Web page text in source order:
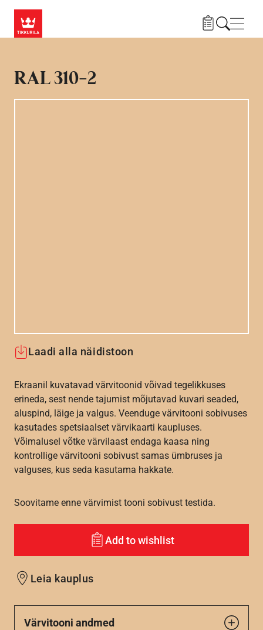
RAL 310-2
Laadi alla näidistoon
Ekraanil kuvatavad värvitoonid võivad tegelikkuses
erineda, sest nende tajumist mõjutavad kuvari seaded,
aluspind, läige ja valgus. Veenduge värvitooni sobivuses
kasutades spetsiaalset värvikaarti kaupluses.
Võimalusel võtke värvilaast endaga kaasa ning
kontrollige värvitooni sobivust samas ümbruses ja
valguses, kus seda kasutama hakkate.
Soovitame enne värvimist tooni sobivust testida.
Add to wishlist
Leia kauplus
Värvitooni andmed